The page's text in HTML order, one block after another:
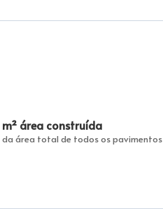
área construída
da área total de todos os pavimentos